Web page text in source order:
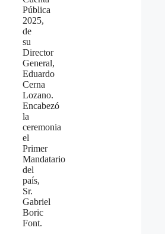
Pública
2025,
de
su
Director
General,
Eduardo
Cerna
Lozano.
Encabezó
la
ceremonia
el
Primer
Mandatario
del
país,
Sr.
Gabriel
Boric
Font.